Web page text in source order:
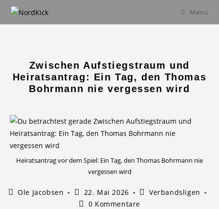
Zum
Menü
Zwischen Aufstiegstraum und
Heiratsantrag: Ein Tag, den Thomas
Bohrmann nie vergessen wird
Heiratsantrag vor dem Spiel: Ein Tag, den Thomas Bohrmann nie
vergessen wird
Beitrags-
Ole Jacobsen
Beitrag
veröffentlicht:
22. Mai 2026
Beitrags-
Verbandsligen
Beitrags-
0 Kommentare